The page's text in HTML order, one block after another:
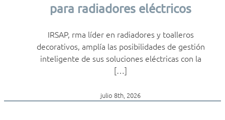
para radiadores eléctricos
IRSAP, rma líder en radiadores y toalleros
decorativos, amplía las posibilidades de gestión
inteligente de sus soluciones eléctricas con la
[…]
julio 8th, 2026